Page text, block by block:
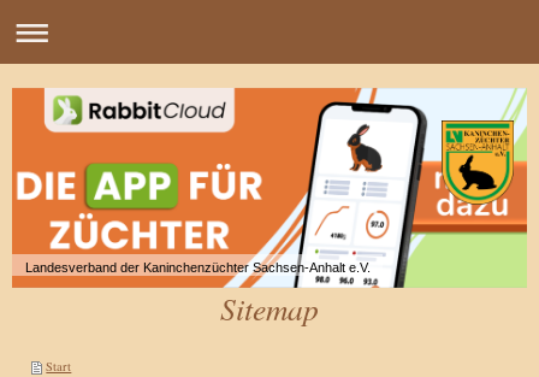
Landesverband der Kaninchenzüchter Sachsen-Anhalt e.V.
Sitemap
Start